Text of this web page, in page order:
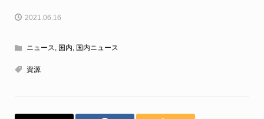
2021.06.16
ニュース, 国内, 国内ニュース
資源